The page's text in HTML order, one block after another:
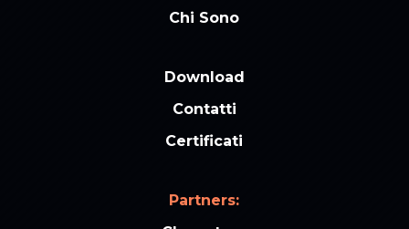
Chi Sono
Download
Contatti
Certificati
Partners: